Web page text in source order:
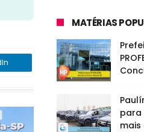
MATÉRIAS
para
mais